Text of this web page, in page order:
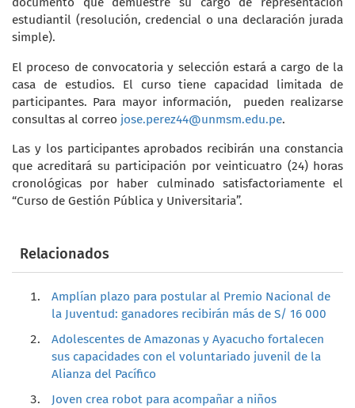
estudiantil (resolución, credencial o una declaración jurada
simple).
El proceso de convocatoria y selección estará a cargo de la
casa de estudios. El curso tiene capacidad limitada de
participantes. Para mayor información, pueden realizarse
consultas al correo jose.perez44@unmsm.edu.pe.
Las y los participantes aprobados recibirán una constancia
que acreditará su participación por veinticuatro (24) horas
cronológicas por haber culminado satisfactoriamente el
“Curso de Gestión Pública y Universitaria”.
Relacionados
Amplían plazo para postular al Premio Nacional de
la Juventud: ganadores recibirán más de S/ 16 000
Adolescentes de Amazonas y Ayacucho fortalecen
sus capacidades con el voluntariado juvenil de la
Alianza del Pacífico
Joven crea robot para acompañar a niños